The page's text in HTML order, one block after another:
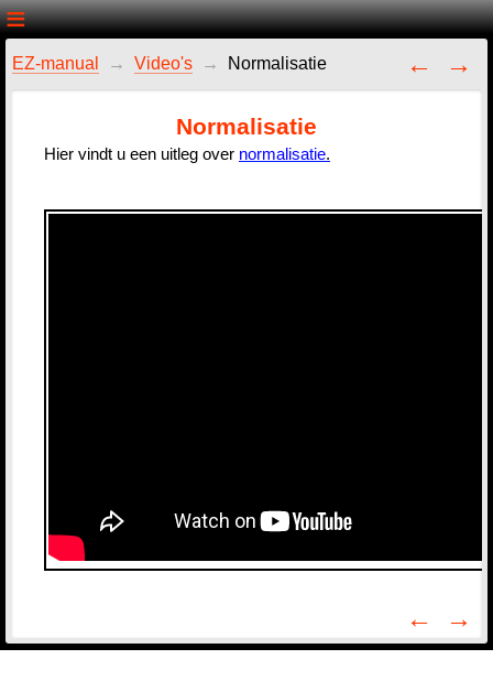
EZ-manual Video's Normalisatie
Normalisatie
Hier vindt u een uitleg over normalisatie.